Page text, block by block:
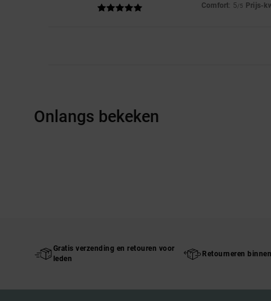
Comfort: 5/5 Prijs-
Onlangs bekeken
Gratis verzending en retouren voor
leden
Retourneren